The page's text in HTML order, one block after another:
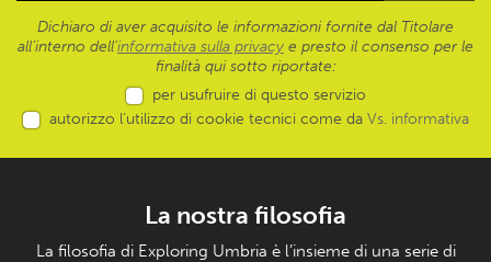
Dichiaro di aver acquisito le informazioni fornite dal Titolare
all’interno dell'informativa sulla privacy e presto il consenso per le
finalità qui sotto riportate:
per usufruire di questo servizio
autorizzo l’utilizzo di cookie tecnici come da Vs. informativa
La nostra filosofia
La filosofia di Exploring Umbria è l’insieme di una serie di